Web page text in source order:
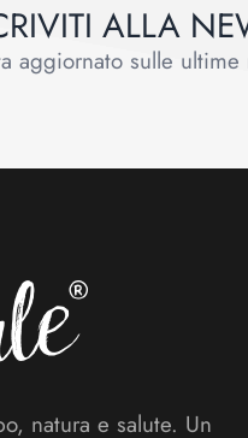
ALLA
aggiornato sulle
natura e salute. Un